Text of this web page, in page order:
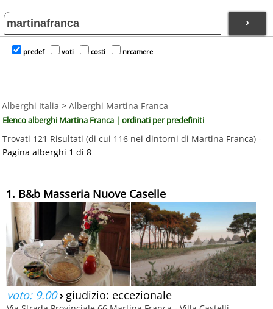
›
predef voti costi nrcamere
Alberghi Italia > Alberghi Martina Franca
Elenco alberghi Martina Franca | ordinati per predefiniti
Trovati 121 Risultati (di cui 116 nei dintorni di Martina Franca) -
Pagina alberghi 1 di 8
1. B&b Masseria Nuove Caselle
voto: 9.00› giudizio: eccezionale